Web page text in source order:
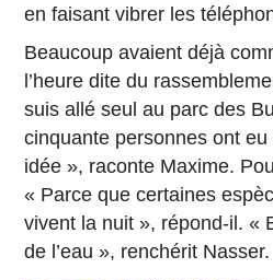
en faisant vibrer les
Beaucoup avaient déjà
l’heure dite du
suis allé seul au parc des
cinquante personnes ont eu
idée », raconte Maxime.
« Parce que certaines
vivent la nuit », répond-il. «
de l’eau », renchérit Nasser.